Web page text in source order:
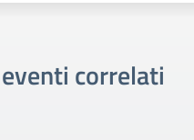
correlati